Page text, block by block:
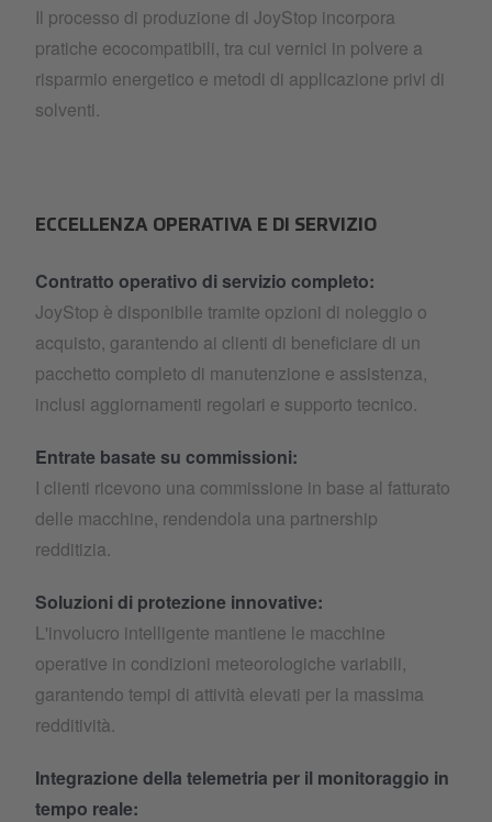
Il processo di produzione di JoyStop incorpora
pratiche ecocompatibili, tra cui vernici in polvere a
risparmio energetico e metodi di applicazione privi di
solventi.
ECCELLENZA OPERATIVA E DI SERVIZIO
Contratto operativo di servizio completo:
JoyStop è disponibile tramite opzioni di noleggio o
acquisto, garantendo ai clienti di beneficiare di un
pacchetto completo di manutenzione e assistenza,
inclusi aggiornamenti regolari e supporto tecnico.
Entrate basate su commissioni:
I clienti ricevono una commissione in base al fatturato
delle macchine, rendendola una partnership
redditizia.
Soluzioni di protezione innovative:
L'involucro intelligente mantiene le macchine
operative in condizioni meteorologiche variabili,
garantendo tempi di attività elevati per la massima
redditività.
Integrazione della telemetria per il monitoraggio in
tempo reale: